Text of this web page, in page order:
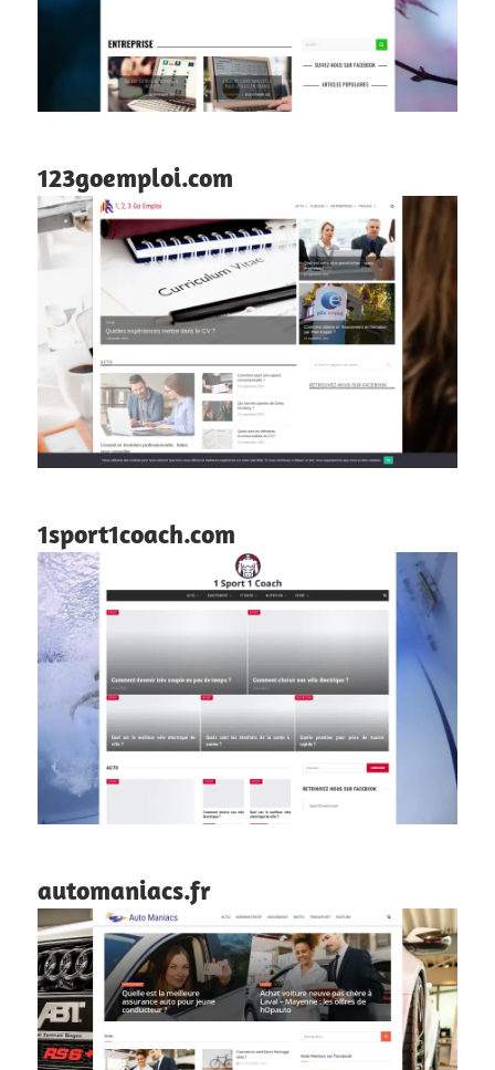
123goemploi.com
1sport1coach.com
automaniacs.fr